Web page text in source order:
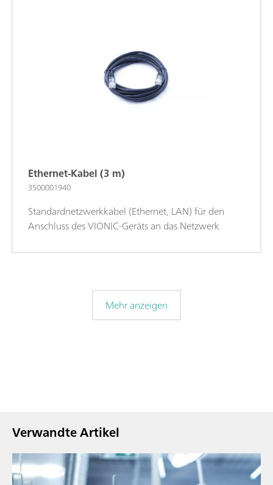
Ethernet-Kabel (3 m)
3500001940
Standardnetzwerkkabel (Ethernet, LAN) für den
Anschluss des VIONIC-Geräts an das Netzwerk
Mehr anzeigen
Verwandte Artikel